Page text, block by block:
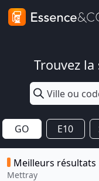
Trouvez
GO E10
Meilleurs résultats
Mettray